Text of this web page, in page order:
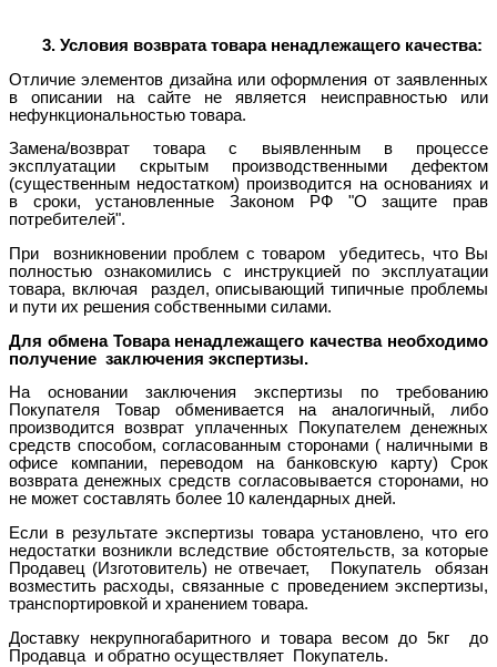
3. Условия возврата товара ненадлежащего качества:
Отличие элементов дизайна или оформления от заявленных
в описании на сайте не является неисправностью или
нефункциональностью товара.
Замена/возврат товара с выявленным в процессе
эксплуатации скрытым производственными дефектом
(существенным недостатком) производится на основаниях и
в сроки, установленные Законом РФ "О защите прав
потребителей".
При возникновении проблем с товаром убедитесь, что Вы
полностью ознакомились с инструкцией по эксплуатации
товара, включая раздел, описывающий типичные проблемы
и пути их решения собственными силами.
Для обмена Товара ненадлежащего качества необходимо
получение заключения экспертизы.
На основании заключения экспертизы по требованию
Покупателя Товар обменивается на аналогичный, либо
производится возврат уплаченных Покупателем денежных
средств способом, согласованным сторонами ( наличными в
офисе компании, переводом на банковскую карту) Срок
возврата денежных средств согласовывается сторонами, но
не может составлять более 10 календарных дней.
Если в результате экспертизы товара установлено, что его
недостатки возникли вследствие обстоятельств, за которые
Продавец (Изготовитель) не отвечает, Покупатель обязан
возместить расходы, связанные с проведением экспертизы,
транспортировкой и хранением товара.
Доставку некрупногабаритного и товара весом до 5кг до
Продавца и обратно осуществляет Покупатель.